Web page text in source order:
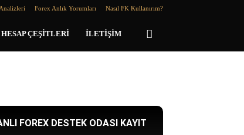
Forex Anlık Yorumları Nasıl FK Kullanırım?
HESAP ÇEŞITLERI İLETIŞIM
FOREX DESTEK ODASI KAYIT